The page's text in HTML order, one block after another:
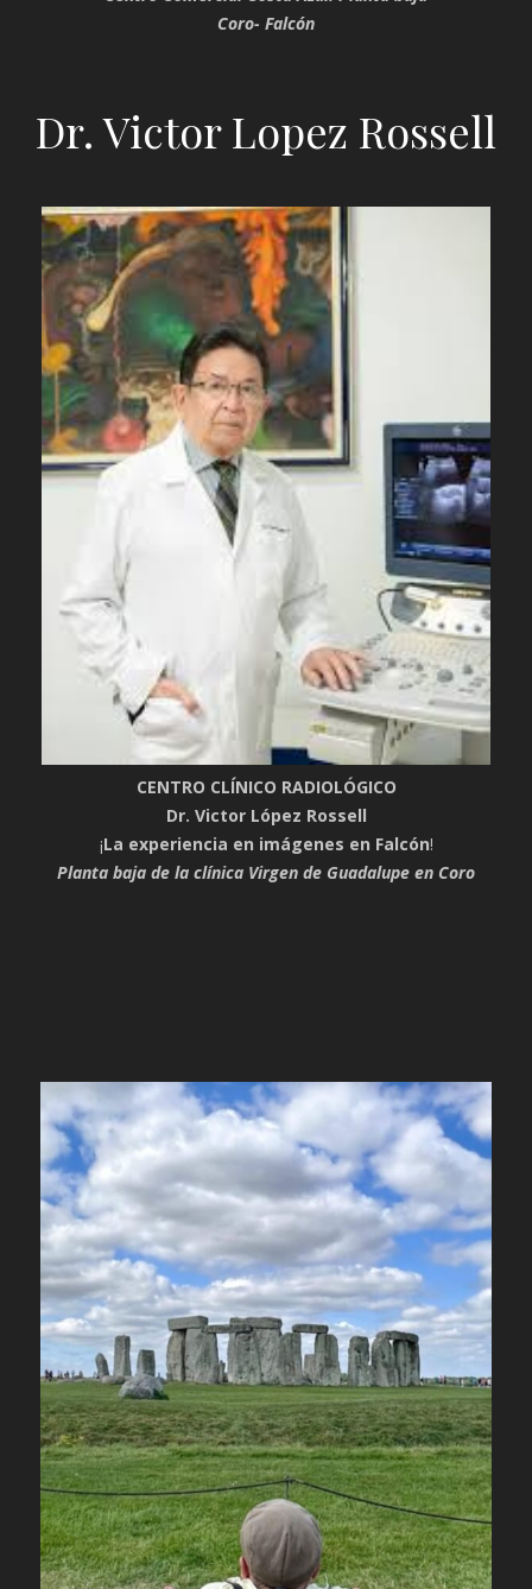
Coro- Falcón
Dr. Victor Lopez Rossell
CENTRO CLÍNICO RADIOLÓGICO
Dr. Victor López Rossell
¡La experiencia en imágenes en Falcón!
Planta baja de la clínica Virgen de Guadalupe en Coro